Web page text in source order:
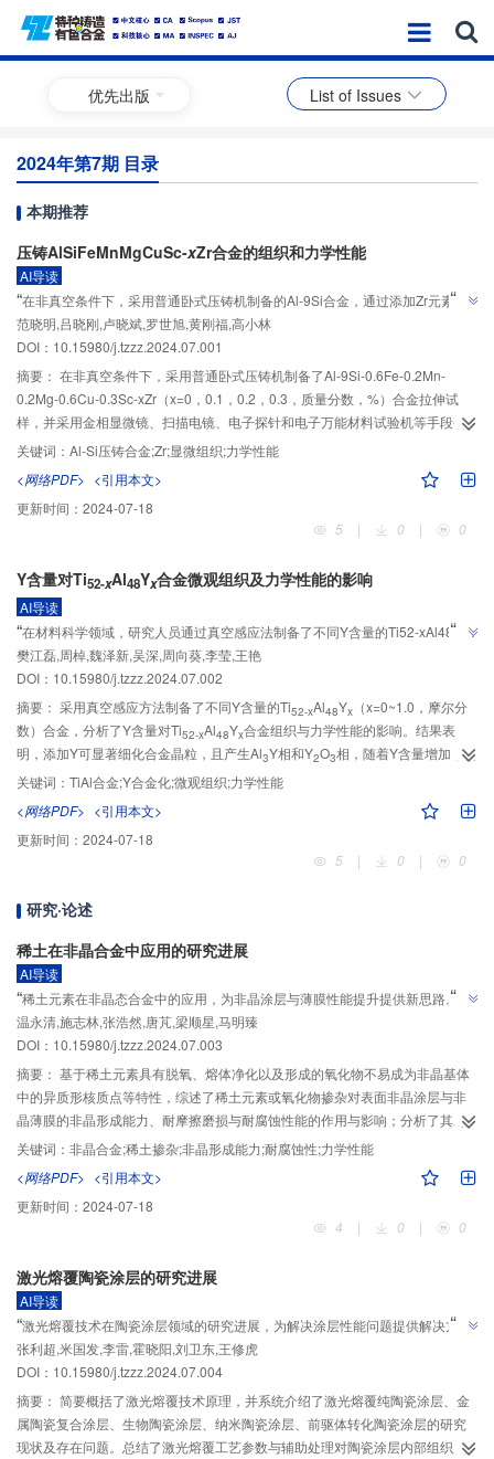
优先出版 List of Issues
2024年第7期 目录
本期推荐
压铸AlSiFeMnMgCuSc-xZr合金的组织和力学性能
AI导读
“在非真空条件下，采用普通卧式压铸机制备的Al-9Si合金，通过添加Zr元素，
显著提高了其铸态抗拉强度、伸长率和硬度，为铝合金材料性能优化提供了新
途径。”
”
范晓明,吕晓刚,卢晓斌,罗世旭,黄刚福,高小林
DOI：10.15980/j.tzzz.2024.07.001
摘要： 在非真空条件下，采用普通卧式压铸机制备了Al-9Si-0.6Fe-0.2Mn-
0.2Mg-0.6Cu-0.3Sc-xZr（x=0，0.1，0.2，0.3，质量分数，%）合金拉伸试
样，并采用金相显微镜、扫描电镜、电子探针和电子万能材料试验机等手段研
究了其铸态显微组织和力学性能。结果表明，Zr的加入增强了合金的组织细化
和变质效果，合金的抗拉强度、伸长率和硬度值均随Zr含量的增加呈现先升后
降的趋势。当加入质量分数为0.2%的Zr时，合金中初生α-Al相细化效果最好，
由花朵状转变成细小的枝晶状；共晶Si相变质效果也达到最佳，由蠕虫状转变
为颗粒状相；合金的铸态抗拉强度、伸长率和硬度（HV）达到最大值，分别为
关键词： Al-Si压铸合金;Zr;显微组织;力学性能
<网络PDF> <引用本文>
更新时间： 2024-07-18
5
| 0 | 0
Y含量对Ti52-xAl48Yx合金微观组织及力学性能的影响
AI导读
“在材料科学领域，研究人员通过真空感应法制备了不同Y含量的Ti52-xAl48Yx
合金，发现Y的添加能显著提高合金的硬度和抗压强度。
”
樊江磊,周棹,魏泽新,吴深,周向葵,李莹,王艳
DOI：10.15980/j.tzzz.2024.07.002
摘要： 采用真空感应方法制备了不同Y含量的Ti52-xAl48Yx （x=0~1.0，摩尔分
数）合金，分析了Y含量对Ti52-xAl48Yx合金组织与力学性能的影响。结果表
明，添加Y可显著细化合金晶粒，且产生Al3Y相和Y2O3相，随着Y含量增加，合
金晶粒尺寸逐渐减小，硬度不断增加。当Y含量为1.0%时，合金的硬度（HV）
合金的抗压强度先上升后降
低，当Y含量为0.3%时抗压强度最大，为2 230 MPa，相较原始合金增长了
32%。
关键词： TiAl合金;Y合金化;微观组织;力学性能
<网络PDF> <引用本文>
更新时间： 2024-07-18
5
| 0 | 0
研究·论述
稀土在非晶合金中应用的研究进展
AI导读
“稀土元素在非晶态合金中的应用，为非晶涂层与薄膜性能提升提供新思路。
”
温永清,施志林,张浩然,唐芃,梁顺星,马明臻
DOI：10.15980/j.tzzz.2024.07.003
摘要： 基于稀土元素具有脱氧、熔体净化以及形成的氧化物不易成为非晶基体
中的异质形核质点等特性，综述了稀土元素或氧化物掺杂对表面非晶涂层与非
晶薄膜的非晶形成能力、耐摩擦磨损与耐腐蚀性能的作用与影响；分析了其对
磁性非晶合金薄带的非晶形成能力与软磁性能的改善以及对块体非晶合金非晶
形成能力与力学性能改善的影响，并展望了稀土元素在非晶态合金中的应用前
景。
关键词： 非晶合金;稀土掺杂;非晶形成能力;耐腐蚀性;力学性能
<网络PDF> <引用本文>
更新时间： 2024-07-18
4
| 0 | 0
激光熔覆陶瓷涂层的研究进展
AI导读
“激光熔覆技术在陶瓷涂层领域的研究进展，为解决涂层性能问题提供解决方
案。”
”
张利超,米国发,李雷,霍晓阳,刘卫东,王修虎
DOI：10.15980/j.tzzz.2024.07.004
摘要： 简要概括了激光熔覆技术原理，并系统介绍了激光熔覆纯陶瓷涂层、金
属陶瓷复合涂层、生物陶瓷涂层、纳米陶瓷涂层、前驱体转化陶瓷涂层的研究
现状及存在问题。总结了激光熔覆工艺参数与辅助处理对陶瓷涂层内部组织成